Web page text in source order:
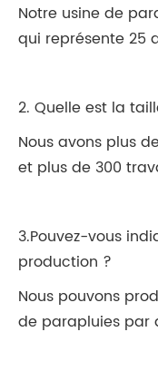
Notre usine de
qui représente 25
2. Quelle est la
Nous avons plus
et plus de 300
3.Pouvez-vous
production ?
Nous pouvons
de parapluies par